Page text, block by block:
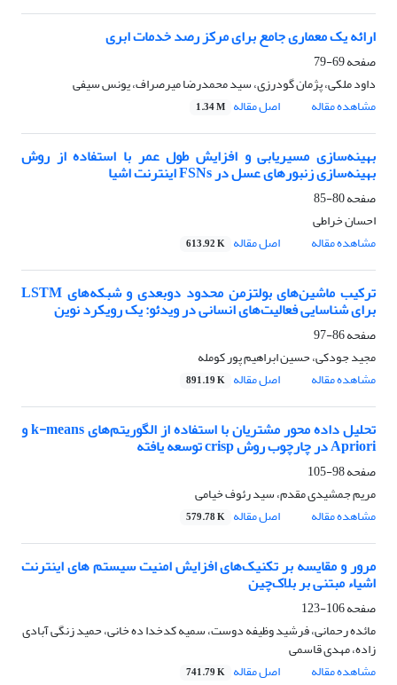
ارائه یک معماری جامع برای مرکز رصد خدمات ابری
صفحه69-79
داود ملکی، پژمان گودرزی، سید محمدرضا میرصراف، یونس سیفی
مشاهده مقاله
اصل مقاله 1.34 M
بهینه‌سازی مسیریابی و افزایش طول عمر با استفاده از روش
بهینه‌سازی زنبورهای عسل در FSNs اینترنت اشیا
صفحه80-85
احسان خراطی
مشاهده مقاله
اصل مقاله 613.92 K
ترکیب ماشین‌های بولتزمن محدود دوبعدی و شبکه‌های LSTM
برای شناسایی فعالیت‌های انسانی در ویدئو: یک رویکرد نوین
صفحه86-97
مجید جودکی، حسین ابراهیم پور کومله
مشاهده مقاله
اصل مقاله 891.19 K
تحلیل داده محور مشتریان با استفاده از الگوریتم‌های k-means و
Apriori در چارچوب روش crisp توسعه یافته
صفحه98-105
مریم جمشیدی مقدم، سید رئوف خیامی
مشاهده مقاله
اصل مقاله 579.78 K
مرور و مقایسه بر تکنیک‌های افزایش امنیت سیستم های اینترنت
اشیاء مبتنی بر بلاک‌چین
صفحه106-123
مائده رحمانی، فرشید وظیفه دوست، سمیه کدخدا ده خانی، حمید زنگی آبادی
زاده، مهدی قاسمی
مشاهده مقاله
اصل مقاله 741.79 K